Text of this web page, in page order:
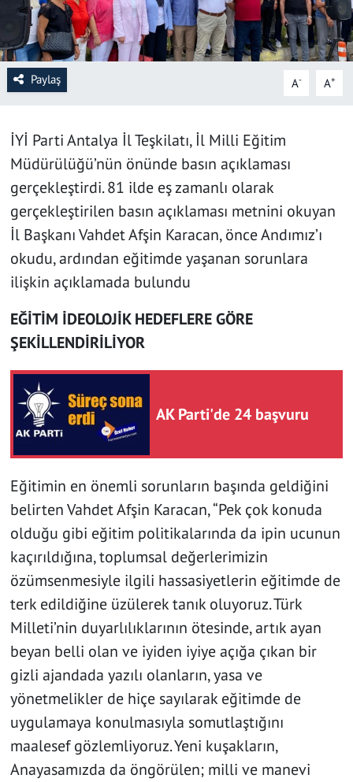
Paylaş A- A+
İYİ Parti Antalya İl Teşkilatı, İl Milli Eğitim
Müdürülüğü’nün önünde basın açıklaması
gerçekleştirdi. 81 ilde eş zamanlı olarak
gerçekleştirilen basın açıklaması metnini okuyan
İl Başkanı Vahdet Afşin Karacan, önce Andımız’ı
okudu, ardından eğitimde yaşanan sorunlara
ilişkin açıklamada bulundu
EĞİTİM İDEOLOJİK HEDEFLERE GÖRE
ŞEKİLLENDİRİLİYOR
AK Parti'de 24 başvuru
Eğitimin en önemli sorunların başında geldiğini
belirten Vahdet Afşin Karacan, “Pek çok konuda
olduğu gibi eğitim politikalarında da ipin ucunun
kaçırıldığına, toplumsal değerlerimizin
özümsenmesiyle ilgili hassasiyetlerin eğitimde de
terk edildiğine üzülerek tanık oluyoruz. Türk
Milleti’nin duyarlılıklarının ötesinde, artık ayan
beyan belli olan ve iyiden iyiye açığa çıkan bir
gizli ajandada yazılı olanların, yasa ve
yönetmelikler de hiçe sayılarak eğitimde de
uygulamaya konulmasıyla somutlaştığını
maalesef gözlemliyoruz. Yeni kuşakların,
Anayasamızda da öngörülen; milli ve manevi
KÜLTÜR SANAT
EĞİTİM